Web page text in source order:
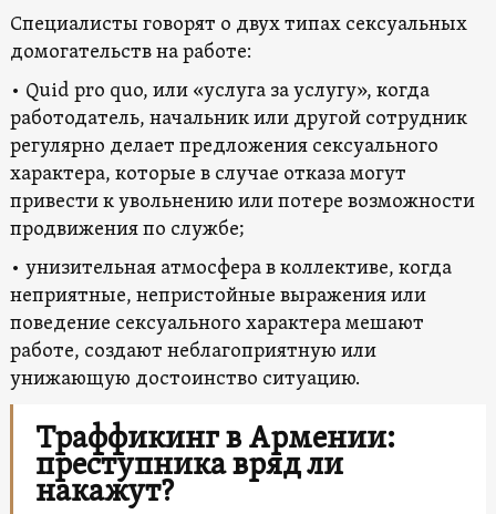
Специалисты говорят о двух типах сексуальных
домогательств на работе:
• Quid pro quo, или «услуга за услугу», когда
работодатель, начальник или другой сотрудник
регулярно делает предложения сексуального
характера, которые в случае отказа могут
привести к увольнению или потере возможности
продвижения по службе;
• унизительная атмосфера в коллективе, когда
неприятные, непристойные выражения или
поведение сексуального характера мешают
работе, создают неблагоприятную или
унижающую достоинство ситуацию.
Траффикинг в Армении:
преступника вряд ли
накажут?